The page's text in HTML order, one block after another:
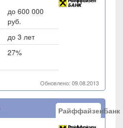
до 600 000
руб.
до 3 лет
27%
Обновлено: 09.08.2013
РайффайзенБанк